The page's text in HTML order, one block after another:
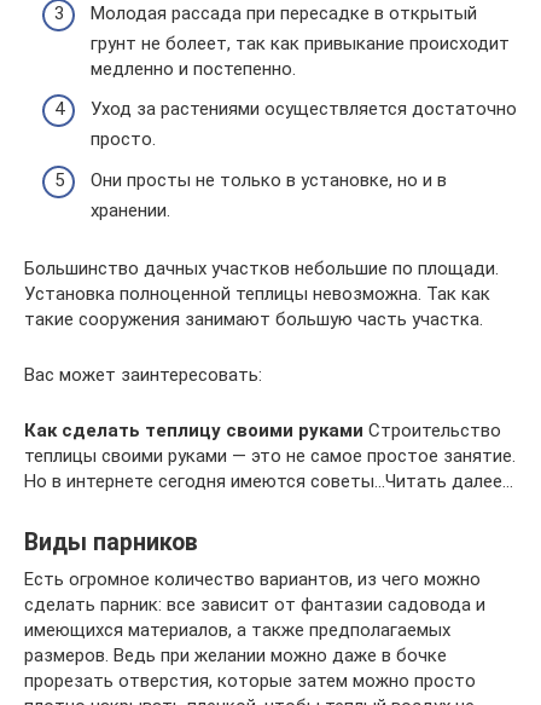
Молодая рассада при пересадке в открытый
грунт не болеет, так как привыкание происходит
медленно и постепенно.
Уход за растениями осуществляется достаточно
просто.
Они просты не только в установке, но и в
хранении.
Большинство дачных участков небольшие по площади.
Установка полноценной теплицы невозможна. Так как
такие сооружения занимают большую часть участка.
Вас может заинтересовать:
Как сделать теплицу своими руками Строительство
теплицы своими руками — это не самое простое занятие.
Но в интернете сегодня имеются советы…Читать далее…
Виды парников
Есть огромное количество вариантов, из чего можно
сделать парник: все зависит от фантазии садовода и
имеющихся материалов, а также предполагаемых
размеров. Ведь при желании можно даже в бочке
прорезать отверстия, которые затем можно просто